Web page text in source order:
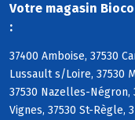
Votre magasin
:
37400 Amboise, 37530
Lussault s/Loire, 37530
37530 Nazelles-Négron,
Vignes, 37530 St-Règle,